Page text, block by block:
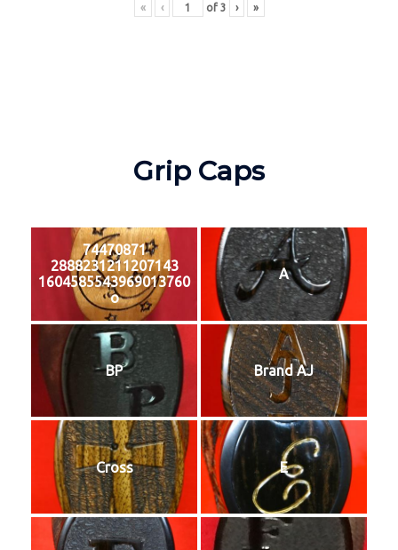
« ‹ of 3 › »
Grip Caps
74470871
2888231211207143
1604585543969013760
o
A
BP Brand AJ
Cross E